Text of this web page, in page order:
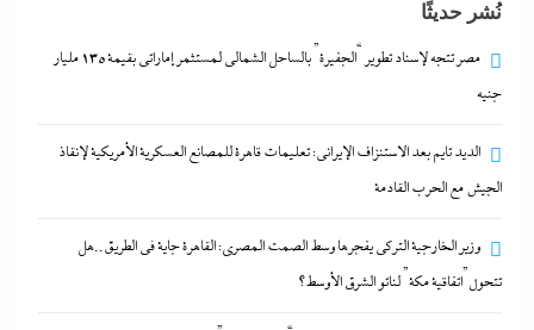
العسكرية الأمريكية لإنقاذ الجيش مع الحرب القادمة
نُشر حديثًا
مصر تتجه لإسناد تطوير “الجفيرة” بالساحل الشمالي لمستثمر إماراتي بقيمة 135 مليار
جنيه
الديد تايم بعد الاستنزاف الإيرانى: تعليمات قاهرة للمصانع العسكرية الأمريكية لإنقاذ
الجيش مع الحرب القادمة
وزير الخارجية التركى يفجرها وسط الصمت المصري: القاهرة جاية في الطريق..هل
تتحول”اتفاقية مكة” لناتو الشرق الأوسط؟